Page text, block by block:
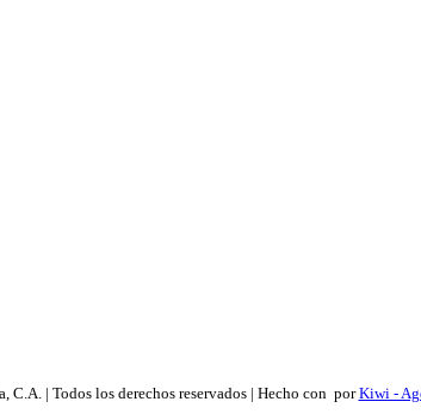
| Todos los derechos reservados | Hecho con porKiwi -